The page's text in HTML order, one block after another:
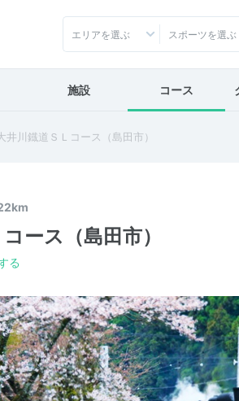
エリアを選ぶ スポーツを選ぶ
施設 コース
井川鐡道ＳＬコース（島田市）
ース（島田市）
る